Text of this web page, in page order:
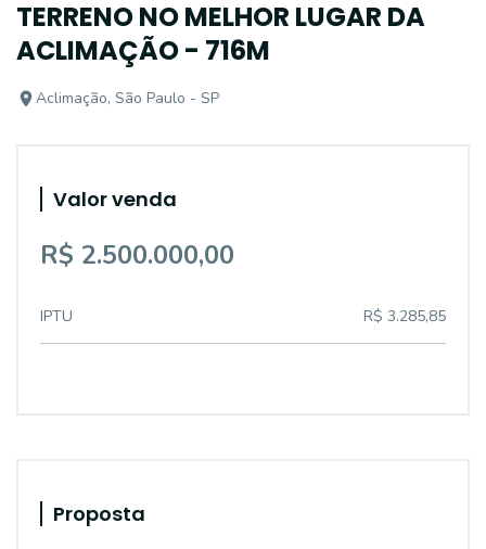
TERRENO NO MELHOR LUGAR DA
ACLIMAÇÃO - 716M
Aclimação, São Paulo - SP
Valor venda
R$ 2.500.000,00
IPTU R$ 3.285,85
Proposta